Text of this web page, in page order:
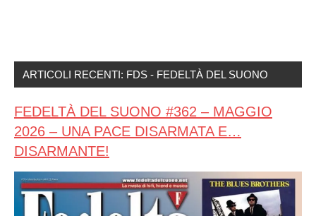
ARTICOLI RECENTI: FDS - FEDELTÀ DEL SUONO
FEDELTÀ DEL SUONO #362 – MAGGIO
2026 – UNA PACE DISARMATA E…
DISARMANTE!